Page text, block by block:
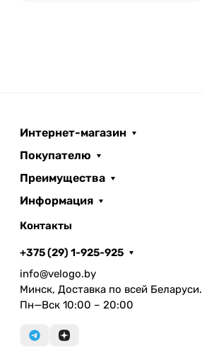
Интернет-магазин
Покупателю
Преимущества
Информация
Контакты
+375 (29) 1-925-925
info@velogo.by
Минск, Доставка по всей Беларуси.
Пн—Вск 10:00 – 20:00